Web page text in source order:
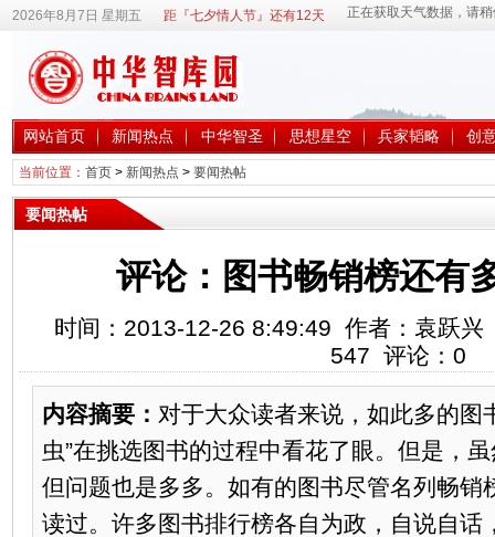
2026年8月7日 星期五 距『七夕情人节』还有12天
网站首页 新闻热点 中华智圣 思想星空 兵家韬略 创
当前位置： 首页> 新闻热点 > 要闻热帖
要闻热帖
评论：图书畅销榜还有
时间：2013-12-26 8:49:49 作者：袁跃
547 评论： 0
内容摘要： 对于大众读者来说，如此多的图
虫”在挑选图书的过程中看花了眼。但是，
但问题也是多多。如有的图书尽管名列畅销
读过。许多图书排行榜各自为政，自说自话